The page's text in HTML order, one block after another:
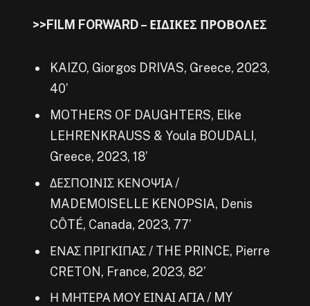
>>FILM FORWARD – ΕΙΔΙΚΕΣ ΠΡΟΒΟΛΕΣ
KAIZO, Giorgos DRIVAS, Greece, 2023,
40’
MOTHERS OF DAUGHTERS, Elke
LEHRENKRAUSS & Youla BOUDALI,
Greece, 2023, 18’
ΔΕΣΠΟΙΝΙΣ ΚΕΝΟΨΙΑ /
MADEMOISELLE KENOPSIA, Denis
CÔTÉ, Canada, 2023, 77’
ΕΝΑΣ ΠΡΙΓΚΙΠΑΣ / THE PRINCE, Pierre
CRETON, France, 2023, 82’
Η ΜΗΤΕΡΑ ΜΟΥ ΕΙΝΑΙ ΑΓΙΑ / MY